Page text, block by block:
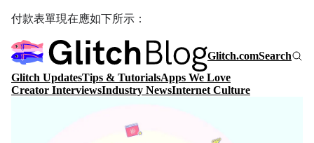
付款表單現在應如下所示：